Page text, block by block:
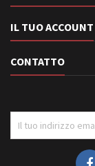
IL TUO ACCOUNT
CONTATTO